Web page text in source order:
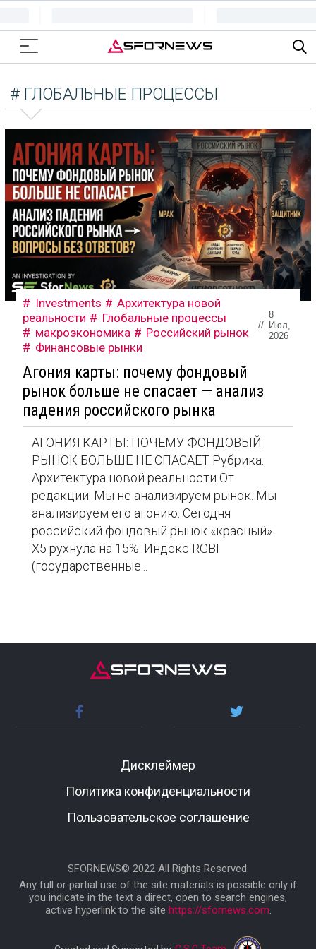
# ГЛОБАЛЬНЫЕ ПРОЦЕССЫ
Investments
Архитектура новой
реальности
Глобальные процессы
макроэкономика
Российский рынок
Финансовые рынки
//
8
Июл,
2026
Агония карты: почему фондовый
рынок больше не спасает — анализ
падения российского рынка
АГОНИЯ КАРТЫ: ПОЧЕМУ ФОНДОВЫЙ
РЫНОК БОЛЬШЕ НЕ СПАСАЕТ Рубрика:
Архитектура новой реальности От
редакции: Мы не анализируем рынок. Мы
анализируем его агонию. Сегодня
российский фондовый рынок «красный».
X5 рухнула на 15%. Индекс RGBI
(государственные...
Дисклеймер
Политика конфиденциальности
Пользовательское соглашение
SFORNEWS© 2022 All Rights Reserved.
Any full or partial use of the site materials is possible only if
you indicate in the text a direct, open to search engines,
active hyperlink to the site https://sfornews.com